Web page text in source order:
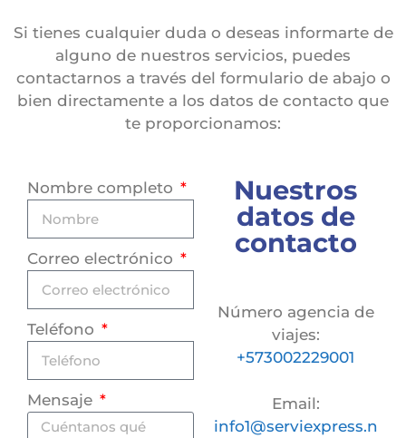
Si tienes cualquier duda o deseas informarte de
alguno de nuestros servicios, puedes
contactarnos a través del formulario de abajo o
bien directamente a los datos de contacto que
te proporcionamos:
Nombre completo
Correo electrónico
Teléfono
Mensaje
Nuestros
datos de
contacto
Número agencia de
viajes:
+573002229001
Email:
info1@serviexpress.n